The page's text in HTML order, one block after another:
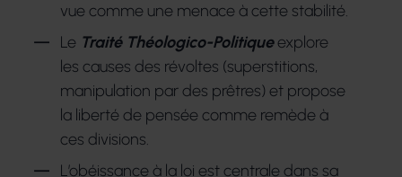
vue comme une menace à cette stabilité.
Le Traité Théologico-Politiqueexplore
les causes des révoltes (superstitions,
manipulation par des prêtres) et propose
la liberté de pensée comme remède à
ces divisions.
L’obéissance à la loi est centrale dans sa